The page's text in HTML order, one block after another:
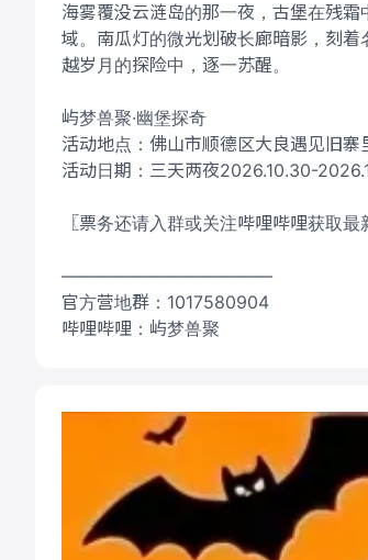
海雾覆没云涟岛的那一夜，古堡在残
域。南瓜灯的微光划破长廊暗影，刻
越岁月的探险中，逐一苏醒。
屿梦兽聚·幽堡探奇
活动地点：佛山市顺德区大良遇见旧寨
活动日期：三天两夜2026.10.30-
〖票务还请入群或关注哔哩哔哩获取最
————————————
官方营地群：1017580904
哔哩哔哩：屿梦兽聚